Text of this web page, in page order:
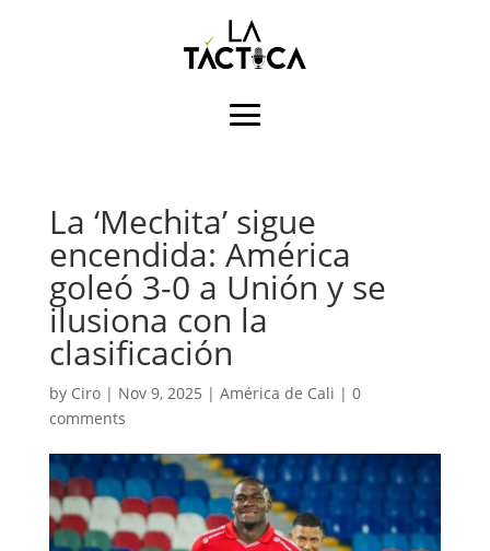
La ‘Mechita’ sigue
encendida: América
goleó 3-0 a Unión y se
ilusiona con la
clasificación
by Ciro| Nov 9, 2025 | América de Cali | 0
comments